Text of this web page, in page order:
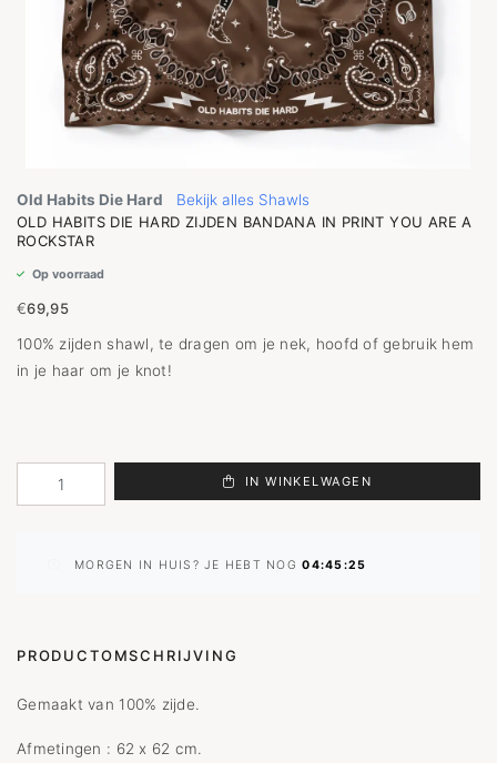
Old Habits Die Hard
Bekijk alles Shawls
OLD HABITS DIE HARD ZIJDEN BANDANA IN PRINT YOU ARE A
ROCKSTAR
Op voorraad
€69,95
100% zijden shawl, te dragen om je nek, hoofd of gebruik hem
in je haar om je knot!
IN WINKELWAGEN
MORGEN IN HUIS? JE HEBT NOG04:45:24
PRODUCTOMSCHRIJVING
Gemaakt van 100% zijde.
Afmetingen : 62 x 62 cm.